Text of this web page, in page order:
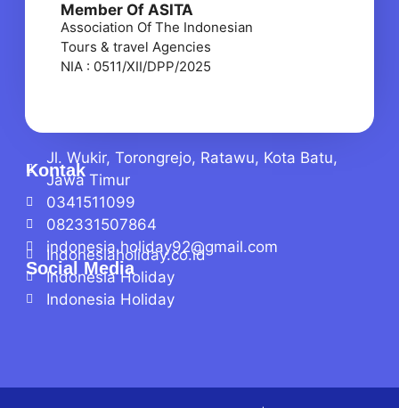
Member Of ASITA
Association Of The Indonesian
Tours & travel Agencies
NIA : 0511/XII/DPP/2025
Kontak
Jl. Wukir, Torongrejo, Ratawu, Kota Batu,
Jawa Timur
0341511099
082331507864
indonesia.holiday92@gmail.com
Social Media
Indonesiaholiday.co.id
Indonesia Holiday
Indonesia Holiday